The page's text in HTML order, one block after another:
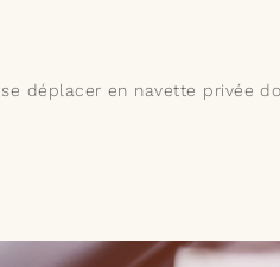
déplacer en navette privée